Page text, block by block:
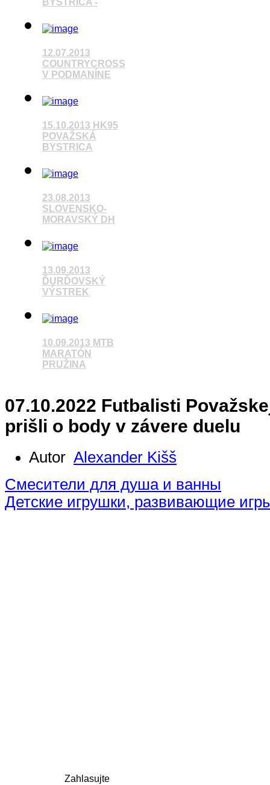
Pozrieť video
12.07.2013
COUNTRYCROSS
V PODMANÍNE
Pozrieť video
15.10.2013 HK95
POVAŽSKÁ
BYSTRICA
Pozrieť video
23.08.2013
SLOVENSKO-
MORAVSKÝ DH
Pozrieť video
13.09.2013
ĎURĎOVSKÝ
VÝSTREK
Pozrieť video
10.09.2013 MTB
MARATÓN
PRUŽINA
07.10.2022 Futbalisti
prišli o body v závere duelu
Autor Alexander Kišš
Смесители для душа и ванны
Детские игрушки, развивающие
Zahlasujte